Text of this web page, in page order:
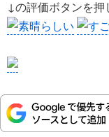
↓の評価ボタンを押